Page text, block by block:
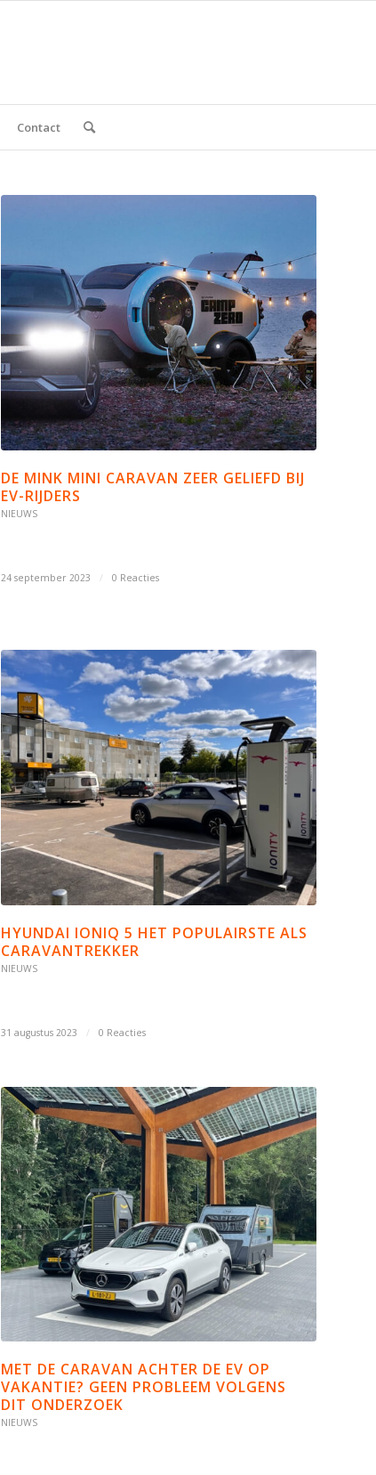
Contact
DE MINK MINI CARAVAN ZEER GELIEFD BIJ
EV-RIJDERS
NIEUWS
24 september 2023 / 0 Reacties
HYUNDAI IONIQ 5 HET POPULAIRSTE ALS
CARAVANTREKKER
NIEUWS
31 augustus 2023 / 0 Reacties
MET DE CARAVAN ACHTER DE EV OP
VAKANTIE? GEEN PROBLEEM VOLGENS
DIT ONDERZOEK
NIEUWS